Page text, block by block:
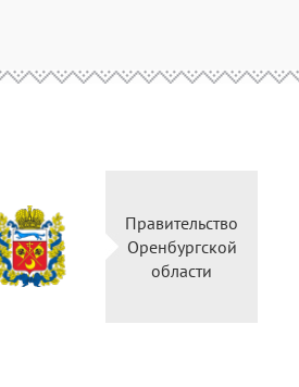
Правительство
Оренбургской
области